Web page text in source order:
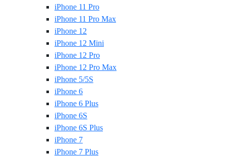
iPhone 11 Pro
iPhone 11 Pro Max
iPhone 12
iPhone 12 Mini
iPhone 12 Pro
iPhone 12 Pro Max
iPhone 5/5S
iPhone 6
iPhone 6 Plus
iPhone 6S
iPhone 6S Plus
iPhone 7
iPhone 7 Plus